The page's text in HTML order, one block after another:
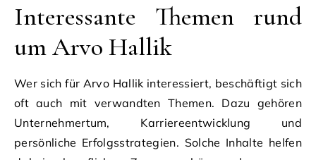
Interessante Themen rund
um Arvo Hallik
Wer sich für Arvo Hallik interessiert, beschäftigt sich
oft auch mit verwandten Themen. Dazu gehören
Unternehmertum, Karriereentwicklung und
persönliche Erfolgsstrategien. Solche Inhalte helfen